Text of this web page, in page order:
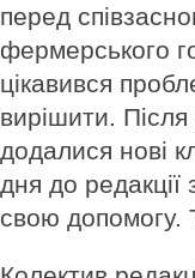
перед
фермерсько­го
цікавився
вирі­шити.
додали­ся нові
дня до
свою допомогу.